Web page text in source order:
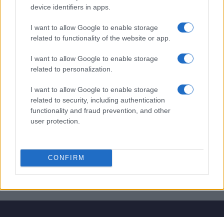
device identifiers in apps.
I want to allow Google to enable storage
related to functionality of the website or app.
I want to allow Google to enable storage
related to personalization.
I want to allow Google to enable storage
related to security, including authentication
functionality and fraud prevention, and other
user protection.
CONFIRM
PIÙ LETTI
Guardiani dell’Universo: chi sono e perché sono
fondamentali nel DC Universe
San Diego Comic-Con 2026: l’avventura di Lanterns
Training Headquarters
Star Trek celebra 60 anni con un documentario in
arrivo nei cinema Regal
Ottimizzare studio e lavoro su Mac e Windows con un
ecosistema doppio
Guccini